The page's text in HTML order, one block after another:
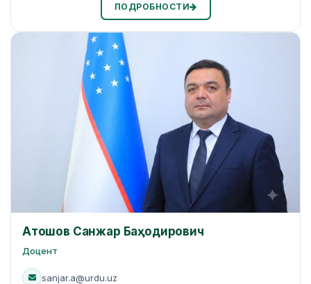
ПОДРОБНОСТИ
Атошов Санжар Баҳодирович
Доцент
sanjar.a@urdu.uz